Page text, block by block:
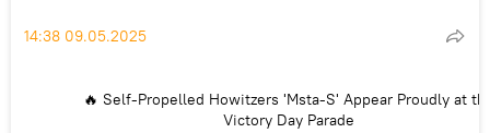
14:38 09.05.2025
🔥 Self-Propelled Howitzers 'Msta-S' Appear Proudly at
Victory Day Parade